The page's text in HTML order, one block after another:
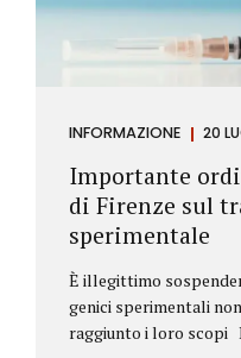
INFORMAZIONE 20
Importante
di Firenze sul
sperimentale
È illegittimo
genici sperimentali
raggiunto i loro scopi